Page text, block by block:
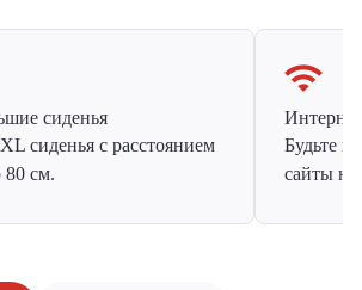
сиденья
сиденья с расстоянием
см.
Будьте
сайты на